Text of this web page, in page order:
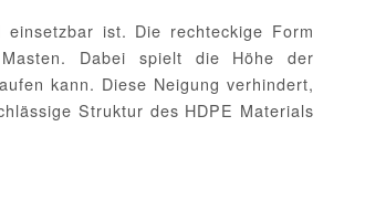
ist. Die rechteckige Form
Dabei spielt die Höhe der
kann. Diese Neigung verhindert,
Struktur des HDPE Materials